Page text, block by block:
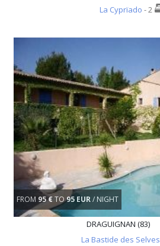
La Cyprïado - 2
FROM 95 €TO95 EUR/ NIGHT
DRAGUIGNAN (83)
La Bastide des Selves